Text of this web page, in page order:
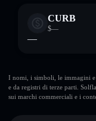
CURB
$—
—
I nomi, i simboli, le immagini
e da registri di terze parti.
sui marchi commerciali e i